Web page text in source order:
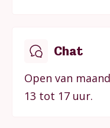
Chat
Open van
13 tot 17 uur.